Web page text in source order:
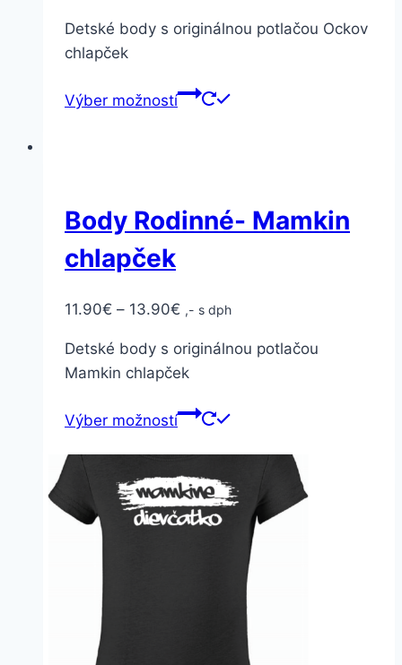
Detské body s originálnou potlačou Ockov
chlapček
Výber možností
Body Rodinné- Mamkin
chlapček
11.90€ – 13.90€ ,- s dph
Detské body s originálnou potlačou
Mamkin chlapček
Výber možností